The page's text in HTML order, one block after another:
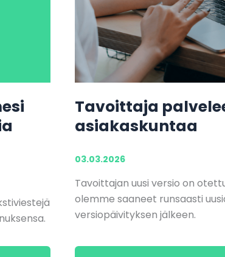
Tavoittaja
asiakaskuntaa
03.03.2026
Tavoittajan uusi versio on
olemme saaneet runsaasti
versiopäivityksen jälkeen.